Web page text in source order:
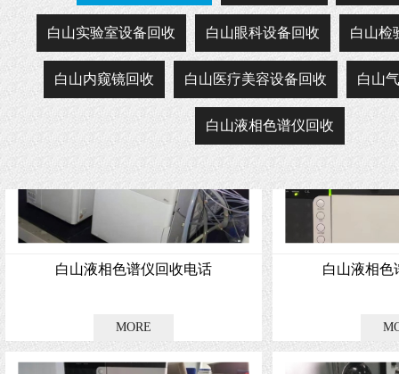
白山实验室设备回收 白山眼科设备回收 白山检
白山内窥镜回收 白山医疗美容设备回收 白山
白山液相色谱仪回收
白山液相色谱仪回收电话 白山液相色